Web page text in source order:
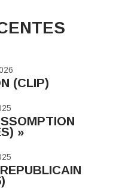
(CLIP)
»